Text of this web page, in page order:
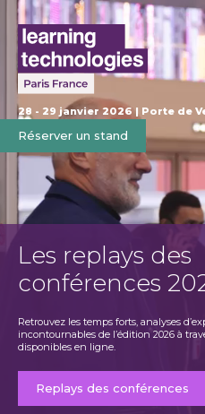
28 - 29 janvier 2026 | Porte de
Réserver un stand
Les replays des
conférences
Retrouvez les temps forts, analyses
incontournables de l’édition 2026 à
disponibles en ligne.
Replays des conférences